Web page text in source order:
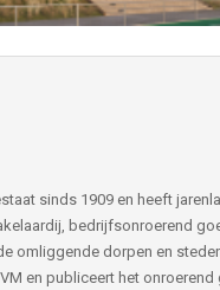
sinds 1909 en heeft
bedrijfsonroerend
omliggende dorpen en
en publiceert het